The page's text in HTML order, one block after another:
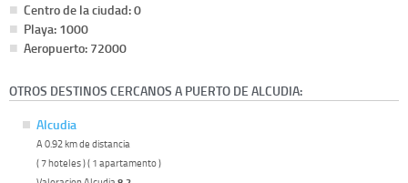
Centro de la ciudad: 0
Playa: 1000
Aeropuerto: 72000
OTROS DESTINOS CERCANOS A PUERTO DE ALCUDIA:
Alcudia
A 0.92 km de distancia
( 7 hoteles ) ( 1 apartamento )